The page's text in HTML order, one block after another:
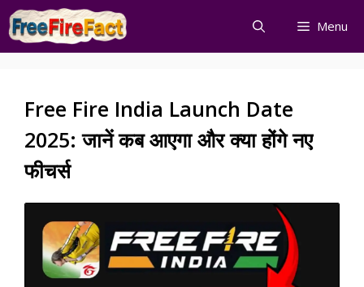
Skip
to
Menu
Free Fire India Launch Date
2025: जानें कब आएगा और क्या होंगे नए
फीचर्स